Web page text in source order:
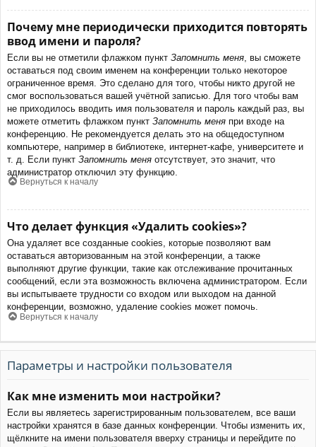
Почему мне периодически приходится повторять
ввод имени и пароля?
Если вы не отметили флажком пункт Запомнить меня , вы сможете
оставаться под своим именем на конференции только некоторое
ограниченное время. Это сделано для того, чтобы никто другой не
смог воспользоваться вашей учётной записью. Для того чтобы вам
не приходилось вводить имя пользователя и пароль каждый раз, вы
можете отметить флажком пункт Запомнить меня при входе на
конференцию. Не рекомендуется делать это на общедоступном
компьютере, например в библиотеке, интернет-кафе, университете и
т. д. Если пункт Запомнить меня отсутствует, это значит, что
администратор отключил эту функцию.
Вернуться к началу
Что делает функция «Удалить cookies»?
Она удаляет все созданные cookies, которые позволяют вам
оставаться авторизованным на этой конференции, а также
выполняют другие функции, такие как отслеживание прочитанных
сообщений, если эта возможность включена администратором. Если
вы испытываете трудности со входом или выходом на данной
конференции, возможно, удаление cookies может помочь.
Вернуться к началу
Параметры и настройки пользователя
Как мне изменить мои настройки?
Если вы являетесь зарегистрированным пользователем, все ваши
настройки хранятся в базе данных конференции. Чтобы изменить их,
щёлкните на имени пользователя вверху страницы и перейдите по